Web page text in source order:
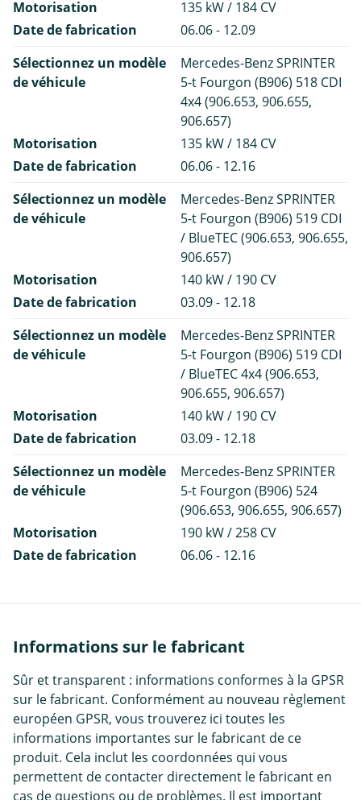
Motorisation
135 kW / 184 CV
Date de fabrication
06.06 - 12.09
Sélectionnez un modèle
de véhicule
Mercedes-Benz SPRINTER
5-t Fourgon (B906) 518 CDI
4x4 (906.653, 906.655,
906.657)
Motorisation
135 kW / 184 CV
Date de fabrication
06.06 - 12.16
Sélectionnez un modèle
de véhicule
Mercedes-Benz SPRINTER
5-t Fourgon (B906) 519 CDI
/ BlueTEC (906.653, 906.655,
906.657)
Motorisation
140 kW / 190 CV
Date de fabrication
03.09 - 12.18
Sélectionnez un modèle
de véhicule
Mercedes-Benz SPRINTER
5-t Fourgon (B906) 519 CDI
/ BlueTEC 4x4 (906.653,
906.655, 906.657)
Motorisation
140 kW / 190 CV
Date de fabrication
03.09 - 12.18
Sélectionnez un modèle
de véhicule
Mercedes-Benz SPRINTER
5-t Fourgon (B906) 524
(906.653, 906.655, 906.657)
Motorisation
190 kW / 258 CV
Date de fabrication
06.06 - 12.16
Informations sur le fabricant
Sûr et transparent : informations conformes à la GPSR
sur le fabricant. Conformément au nouveau règlement
européen GPSR, vous trouverez ici toutes les
informations importantes sur le fabricant de ce
produit. Cela inclut les coordonnées qui vous
permettent de contacter directement le fabricant en
cas de questions ou de problèmes. Il est important